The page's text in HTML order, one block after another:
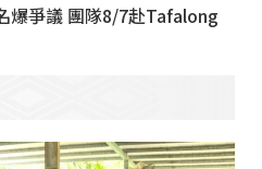
爆爭議 團隊8/7赴Tafalong